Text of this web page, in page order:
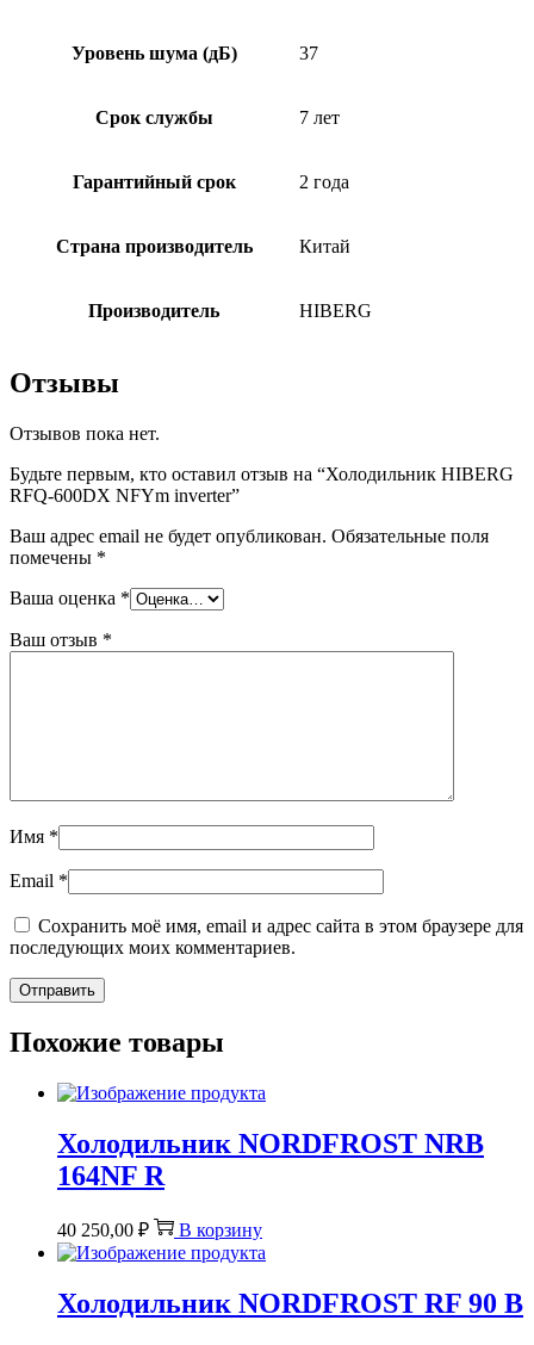
Уровень шума (дБ) 37
Срок службы 7 лет
Гарантийный срок 2 года
Страна производитель Китай
Производитель HIBERG
Отзывы
Отзывов пока нет.
Будьте первым, кто оставил отзыв на “Холодильник HIBERG
RFQ-600DX NFYm inverter”
Ваш адрес email не будет опубликован. Обязательные поля
помечены *
Ваша оценка *
Ваш отзыв *
Имя *
Email *
Сохранить моё имя, email и адрес сайта в этом браузере для
последующих моих комментариев.
Похожие товары
Холодильник NORDFROST NRB
164NF R
40 250,00 ₽ В корзину
Холодильник NORDFROST RF 90 B